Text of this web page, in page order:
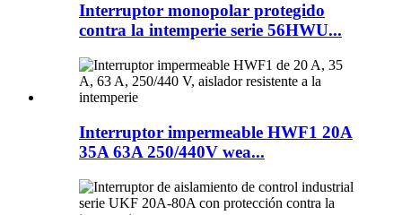
Interruptor monopolar protegido
contra la intemperie serie 56HWU...
Interruptor impermeable HWF1 20A
35A 63A 250/440V wea...